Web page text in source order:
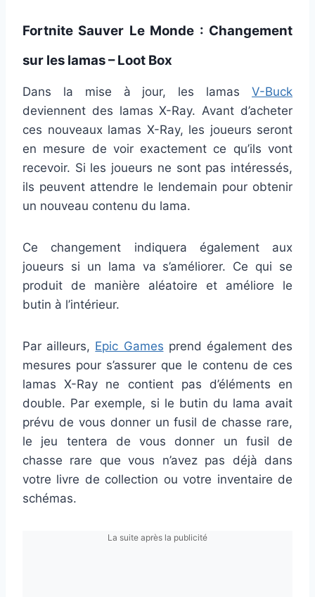
Fortnite Sauver Le Monde : Changement
sur les lamas – Loot Box
Dans la mise à jour, les lamas V-Buck
deviennent des lamas X-Ray. Avant d’acheter
ces nouveaux lamas X-Ray, les joueurs seront
en mesure de voir exactement ce qu’ils vont
recevoir. Si les joueurs ne sont pas intéressés,
ils peuvent attendre le lendemain pour obtenir
un nouveau contenu du lama.
Ce changement indiquera également aux
joueurs si un lama va s’améliorer. Ce qui se
produit de manière aléatoire et améliore le
butin à l’intérieur.
Par ailleurs, Epic Games prend également des
mesures pour s’assurer que le contenu de ces
lamas X-Ray ne contient pas d’éléments en
double. Par exemple, si le butin du lama avait
prévu de vous donner un fusil de chasse rare,
le jeu tentera de vous donner un fusil de
chasse rare que vous n’avez pas déjà dans
votre livre de collection ou votre inventaire de
schémas.
La suite après la publicité